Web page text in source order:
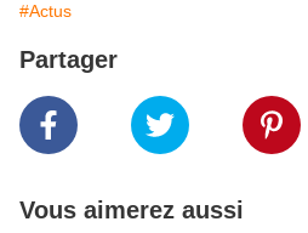
#Actus
Partager
Vous aimerez aussi